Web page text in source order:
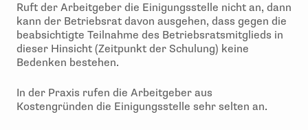
Ruft der Arbeitgeber die Einigungsstelle nicht an, dann
kann der Betriebsrat davon ausgehen, dass gegen die
beabsichtigte Teilnahme des Betriebsratsmitglieds in
dieser Hinsicht (Zeitpunkt der Schulung) keine
Bedenken bestehen.
In der Praxis rufen die Arbeitgeber aus
Kostengründen die Einigungsstelle sehr selten an.